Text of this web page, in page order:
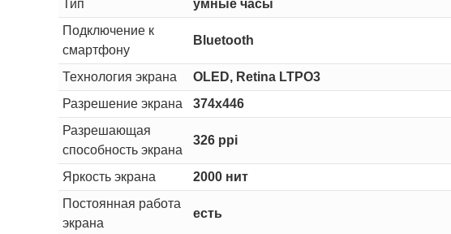
Тип
умные часы
Подключение к
смартфону
Bluetooth
Технология экрана
OLED, Retina LTPO3
Разрешение экрана
374х446
Разрешающая
способность экрана
326 ppi
Яркость экрана
2000 нит
Постоянная работа
экрана
есть